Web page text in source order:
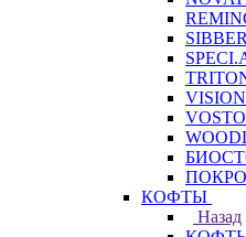
КОФТЫ
Назад